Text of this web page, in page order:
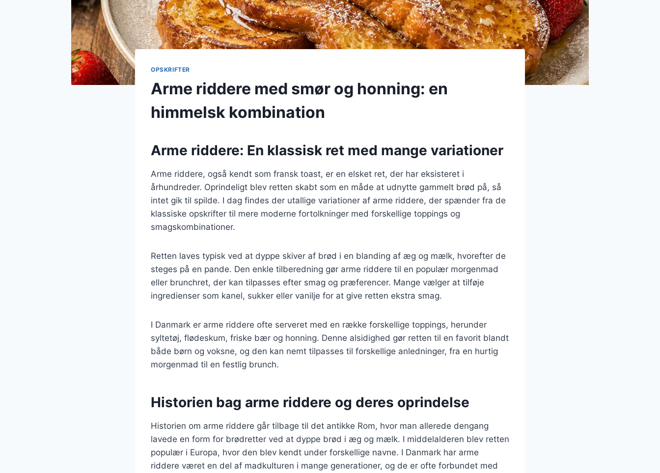
OPSKRIFTER
Arme riddere med smør og honning: en
himmelsk kombination
Arme riddere: En klassisk ret med mange variationer
Arme riddere, også kendt som fransk toast, er en elsket ret, der har eksisteret i
århundreder. Oprindeligt blev retten skabt som en måde at udnytte gammelt brød på, så
intet gik til spilde. I dag findes der utallige variationer af arme riddere, der spænder fra de
klassiske opskrifter til mere moderne fortolkninger med forskellige toppings og
smagskombinationer.
Retten laves typisk ved at dyppe skiver af brød i en blanding af æg og mælk, hvorefter de
steges på en pande. Den enkle tilberedning gør arme riddere til en populær morgenmad
eller brunchret, der kan tilpasses efter smag og præferencer. Mange vælger at tilføje
ingredienser som kanel, sukker eller vanilje for at give retten ekstra smag.
I Danmark er arme riddere ofte serveret med en række forskellige toppings, herunder
syltetøj, flødeskum, friske bær og honning. Denne alsidighed gør retten til en favorit blandt
både børn og voksne, og den kan nemt tilpasses til forskellige anledninger, fra en hurtig
morgenmad til en festlig brunch.
Historien bag arme riddere og deres oprindelse
Historien om arme riddere går tilbage til det antikke Rom, hvor man allerede dengang
lavede en form for brødretter ved at dyppe brød i æg og mælk. I middelalderen blev retten
populær i Europa, hvor den blev kendt under forskellige navne. I Danmark har arme
riddere været en del af madkulturen i mange generationer, og de er ofte forbundet med